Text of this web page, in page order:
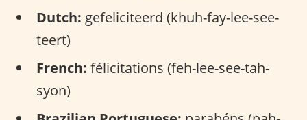
Dutch: gefeliciteerd (khuh-fay-lee-see-
teert)
French: félicitations (feh-lee-see-tah-
syon)